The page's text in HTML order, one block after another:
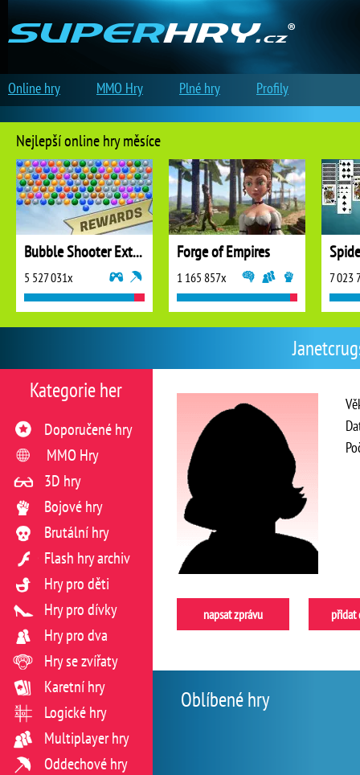
napsat zprávu přidat
Oblíbené hry
Kategorie her
Doporučené hry
MMO Hry
3D hry
Bojové hry
Brutální hry
Flash hry archiv
Hry pro děti
Hry pro dívky
Hry pro dva
Hry se zvířaty
Karetní hry
Logické hry
Multiplayer hry
Oddechové hry
Nejlepší online hry měsíce
Bubble Shooter Extreme
5 527 031x
Forge of Empires
1 165 857x 7 023
Online hry MMO Hry Plné hry Profily